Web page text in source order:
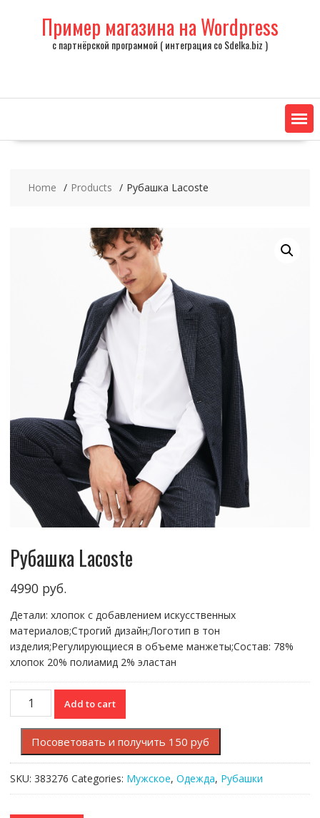
Пример магазина на Wordpress
с партнёрской программой ( интеграция со Sdelka.biz )
Home Products Рубашка Lacoste
Рубашка Lacoste
4990руб.
Детали: хлопок с добавлением искусственных
материалов;Строгий дизайн;Логотип в тон
изделия;Регулирующиеся в объеме манжеты;Состав: 78%
хлопок 20% полиамид 2% эластан
Рубашка
Lacoste
quantity
Add to cart
Посоветовать и получить 150 руб
SKU: 383276 Categories: Мужское, Одежда, Рубашки